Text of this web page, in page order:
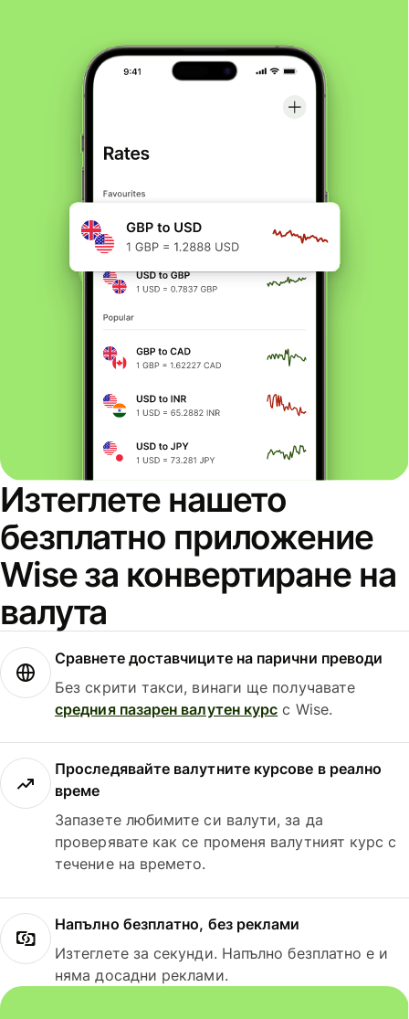
Изтеглете нашето
безплатно приложение
Wise за конвертиране на
валута
Сравнете доставчиците на парични преводи
Без скрити такси, винаги ще получавате
средния пазарен валутен курс с Wise.
Проследявайте валутните курсове в реално
време
Запазете любимите си валути, за да
проверявате как се променя валутният курс с
течение на времето.
Напълно безплатно, без реклами
Изтеглете за секунди. Напълно безплатно е и
няма досадни реклами.